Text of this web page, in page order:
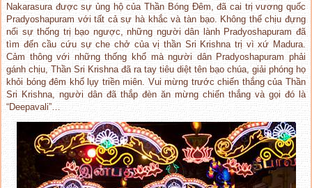
Nakarasura được sự ủng hộ của Thần Bóng Đêm, đã cai trị vương quốc
Pradyoshapuram với tất cả sự hà khắc và tàn bạo. Không thể chịu đựng
nổi sự thống trị bạo ngược, những người dân lành Pradyoshapuram đã
tìm đến cầu cứu sự che chở của vị thần Sri Krishna trị vì xứ Madura.
Cảm thông với những thống khổ mà người dân Pradyoshapuram phải
gánh chịu, Thần Sri Krishna đã ra tay tiêu diệt tên bạo chúa, giải phóng họ
khỏi bóng đêm khổ lụy triền miên. Vui mừng trước chiến thắng của Thần
Sri Krishna, người dân đã thắp đèn ăn mừng chiến thắng và gọi đó là
“Deepavali”…